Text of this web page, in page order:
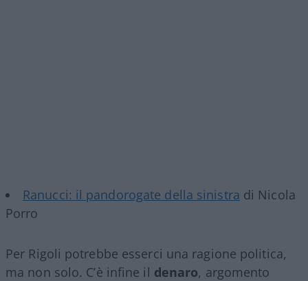
Ranucci: il pandorogate della sinistra di Nicola
Porro
Per Rigoli potrebbe esserci una ragione politica,
ma non solo. C’è infine il denaro, argomento